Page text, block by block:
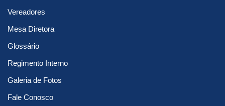
Vereadores
Mesa Diretora
Glossário
Regimento Interno
Galeria de Fotos
Fale Conosco